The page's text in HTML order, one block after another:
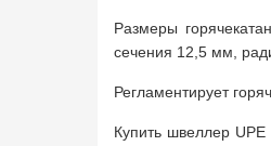
Размеры
сечения 12,5 мм,
Регламентирует
Купить швеллер